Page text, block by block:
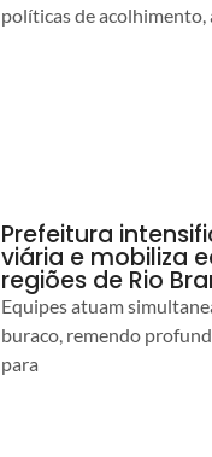
políticas de acolhimento,
Prefeitura
viária e mobiliza
regiões de Rio
Equipes atuam
buraco, remendo
para